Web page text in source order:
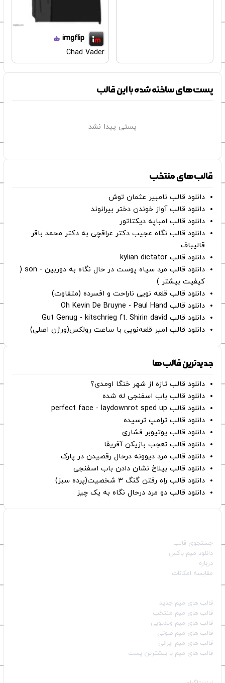
imgflip
Chad Vader
پست‌های ساخته شده با این قالب
پستی پیدا نشد
قالب‌های منتخب
دانلود قالب نامبیر عثمان ‌توش
دانلود قالب آواز خوندن دختر بیرانوند
دانلود قالب امباپه دیکتاتور
دانلود قالب نگاه عجیب دکتر عراقچی به دکتر محمد باقر
قالیباف
دانلود قالب kylian dictator
دانلود قالب مرد سیاه پوست در حال نگاه به دوربین - son (
کیفیت بیشتر )
دانلود قالب قلعه نویی ناراحت و افسرده (متفاوت)
دانلود قالب Oh Kevin De Bruyne - Paul Hand
دانلود قالب Gut Genug - kitschrieg ft. Shirin david
دانلود قالب امیر قلعه‌نویی با ساعت رولکس(ورژن اصلی)
جدیدترین قالب‌ها
دانلود قالب تازه از شهر خنگا اومدی؟
دانلود قالب باب اسفنجی له شده
دانلود قالب perfect face - laydownrot sped up
دانلود قالب ترامپ ترسیده
دانلود قالب یوتیوبر فشاری
دانلود قالب تعجب بازیکن آفریقا
دانلود قالب مرد دیوونه درحال رقصیدن در پارک
دانلود قالب بیلاخ نشان دادن باب اسفنجی
دانلود قالب راه رفتن گنگ ۳ شخصیت(پرده سبز)
دانلود قالب دو مرد درحال نگاه به یک چیز
جستجوی قالب
دانلود میم باکس
درباره
مقایسه امکانات
قالب‌ های میم جدید
قالب‌ های میم منتخب
قالب‌ های میم ویدیویی
قالب‌ های میم صوتی
قالب‌ های میم ایرانی
قالب‌ های میم با بیشترین پست